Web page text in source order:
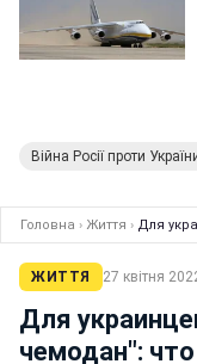
Війна Росії проти
Головна › Життя › Для
ЖИТТЯ 27 квітня
Для
чемодан":